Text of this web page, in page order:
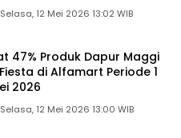
Selasa, 12 Mei 2026 13:02 WIB
47% Produk Dapur Maggi
di Alfamart Periode 1
2026
Selasa, 12 Mei 2026 13:00 WIB